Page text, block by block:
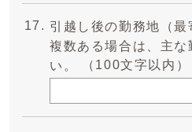
引越し後の勤務地（最
複数ある場合は、主な
い。
（100文字以内）